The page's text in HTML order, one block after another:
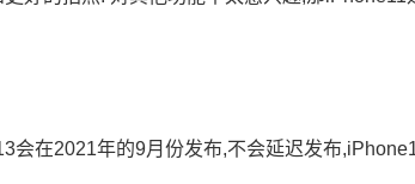
会在2021年的9月份发布,不会延迟发布